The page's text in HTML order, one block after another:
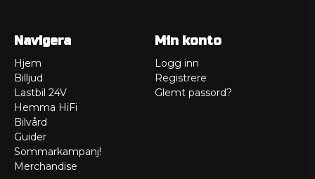
Navigera
Hjem
Billjud
Lastbil 24V
Hemma HiFi
Bilvård
Guider
Sommarkampanj!
Merchandise
Min konto
Logg inn
Registrere
Glemt passord?